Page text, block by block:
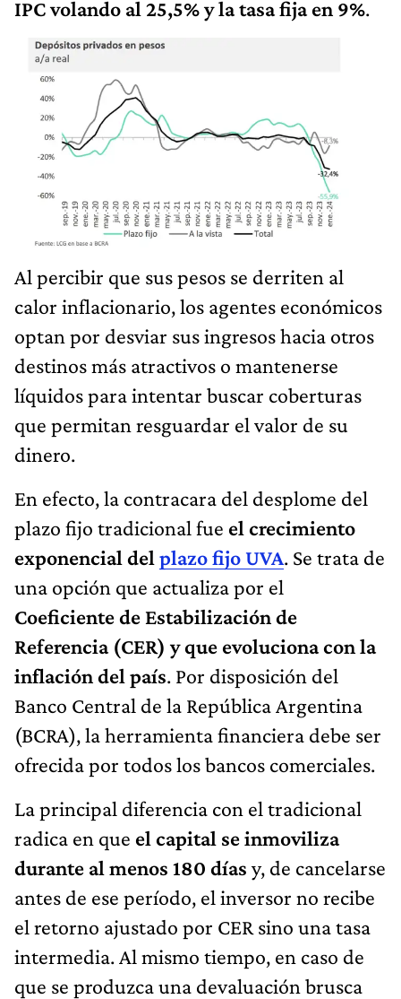
IPC volando al 25,5% y la tasa fija en 9%.
Al percibir que sus pesos se derriten al
calor inflacionario, los agentes económicos
optan por desviar sus ingresos hacia otros
destinos más atractivos o mantenerse
líquidos para intentar buscar coberturas
que permitan resguardar el valor de su
dinero.
En efecto, la contracara del desplome del
plazo fijo tradicional fue el crecimiento
exponencial del plazo fijo UVA. Se trata de
una opción que actualiza por el
Coeficiente de Estabilización de
Referencia (CER) y que evoluciona con la
inflación del país. Por disposición del
Banco Central de la República Argentina
(BCRA), la herramienta financiera debe ser
ofrecida por todos los bancos comerciales.
La principal diferencia con el tradicional
radica en que el capital se inmoviliza
durante al menos 180 días y, de cancelarse
antes de ese período, el inversor no recibe
el retorno ajustado por CER sino una tasa
intermedia. Al mismo tiempo, en caso de
que se produzca una devaluación brusca